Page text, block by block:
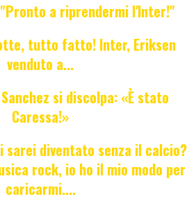
a riprendermi l'Inter!"
tutto fatto! Inter, Eriksen
venduto a...
si discolpa: «È stato
Caressa!»
sarei diventato senza il calcio?
rock, io ho il mio modo per
caricarmi....